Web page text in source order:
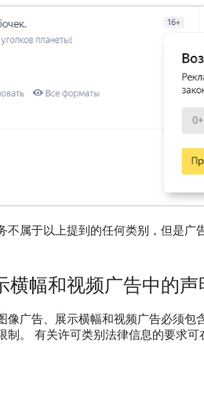
不属于以上提到的任何类别，但是广
横幅和视频广告中的
像广告、展示横幅和视频广告必须
制。 有关许可类别法律信息的要求可